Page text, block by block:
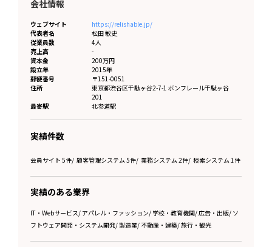
会社情報
ウェブサイト
https://relishable.jp/
代表者名
松田 敏史
従業員数
4人
売上高
-
資本金
200万円
設立年
2015年
郵便番号
〒151-0051
住所
東京都渋谷区千駄ヶ谷2-7-1 ボンフレール千駄ヶ谷
201
最寄駅
北参道駅
実績件数
会員サイト 5件/ 顧客管理システム 5件/ 業務システム 2件/ 検索システム 1件
実績のある業界
IT・Webサービス/アパレル・ファッション/学校・教育機関/広告・出版/ソ
フトウェア開発・システム開発/製造業/不動産・建築/旅行・観光